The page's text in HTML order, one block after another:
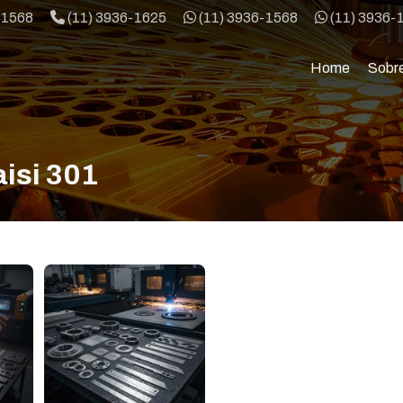
Telefone:
(11) 3936-1625 WhatsApp:
(11) 3936-1568 WhatsApp:
(11) 3936-
Home
301